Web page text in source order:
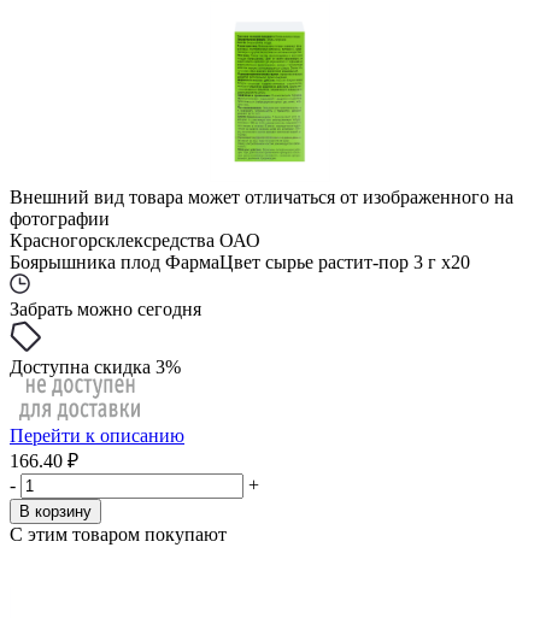
Внешний вид товара может отличаться от изображенного на
фотографии
Красногорсклексредства ОАО
Боярышника плод ФармаЦвет сырье растит-пор 3 г x20
Забрать можно сегодня
Доступна скидка 3%
Перейти к описанию
166.40 ₽
-
+
В корзину
С этим товаром покупают